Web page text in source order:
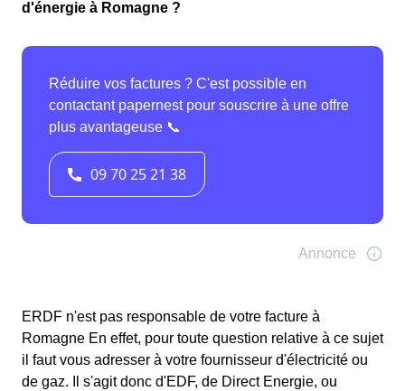
d'énergie à Romagne ?
ERDF n'est pas responsable de votre facture à
Romagne En effet, pour toute question relative à ce sujet
il faut vous adresser à votre fournisseur d'électricité ou
de gaz. Il s'agit donc d'EDF, de Direct Energie, ou